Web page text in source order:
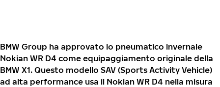
BMW Group ha approvato lo pneumatico invernale
Nokian WR D4 come equipaggiamento originale della
BMW X1. Questo modello SAV (Sports Activity Vehicle)
ad alta performance usa il Nokian WR D4 nella misura